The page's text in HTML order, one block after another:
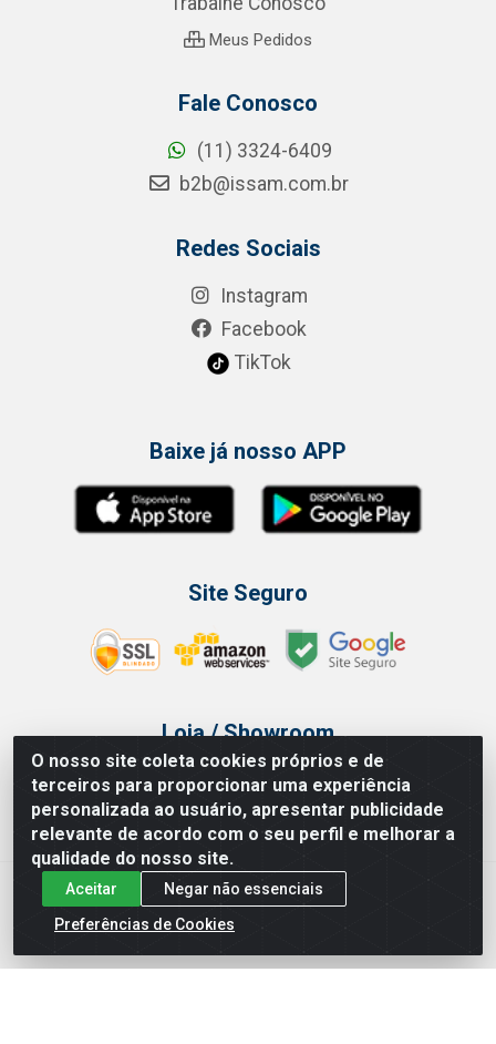
O nosso site coleta cookies próprios e de
terceiros para proporcionar uma experiência
personalizada ao usuário, apresentar publicidade
relevante de acordo com o seu perfil e melhorar a
qualidade do nosso site.
Aceitar
Negar não essenciais
Preferências de Cookies
Meus Pedidos
Fale Conosco
(11) 3324-6409
b2b@issam.com.br
Redes Sociais
Instagram
Facebook
TikTok
Baixe já nosso APP
Site Seguro
Loja / Showroom
Tel.: (11) 3314 6400
Av Vautier, 468 - Pari - São Paulo/SP
Issam Importação e Exportação LTDA - Av. Vautier, 468 - Pari, São
Paulo/ SP - CEP 03032-000 - CNPJ 00.327.385/0003-68